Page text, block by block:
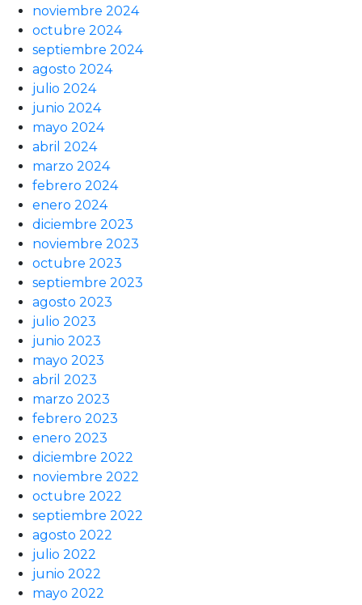
noviembre 2024
octubre 2024
septiembre 2024
agosto 2024
julio 2024
junio 2024
mayo 2024
abril 2024
marzo 2024
febrero 2024
enero 2024
diciembre 2023
noviembre 2023
octubre 2023
septiembre 2023
agosto 2023
julio 2023
junio 2023
mayo 2023
abril 2023
marzo 2023
febrero 2023
enero 2023
diciembre 2022
noviembre 2022
octubre 2022
septiembre 2022
agosto 2022
julio 2022
junio 2022
mayo 2022